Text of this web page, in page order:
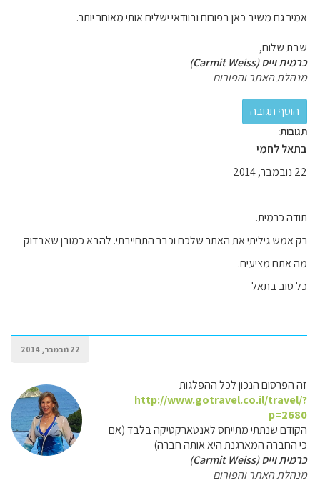
אמיר גם משיב כאן בפורום ובוודאי ישלים אותי מאוחר יותר.
שבת שלום,
כרמית וייס (Carmit Weiss)
מנהלת האתר והפורום
תגובות:
בתאל לחמי
22 נובמבר, 2014
תודה כרמית.
רק אמש גיליתי את האתר שלכם וכבר התחייבתי. להבא כמובן שאבדוק
מה אתם מציעים.
כל טוב בתאל
22 נובמבר, 2014
זה הפרסום הנכון לכל ההפלגות
http://www.gotravel.co.il/travel/?
p=2680
הקודם שנתתי מתייחס לאנטארקטיקה בלבד (אם
כי החברה המארגנת היא אותה חברה)
כרמית וייס (Carmit Weiss)
מנהלת האתר והפורום